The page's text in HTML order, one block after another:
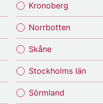
Kronoberg
Norrbotten
Skåne
Stockholms län
Sörmland